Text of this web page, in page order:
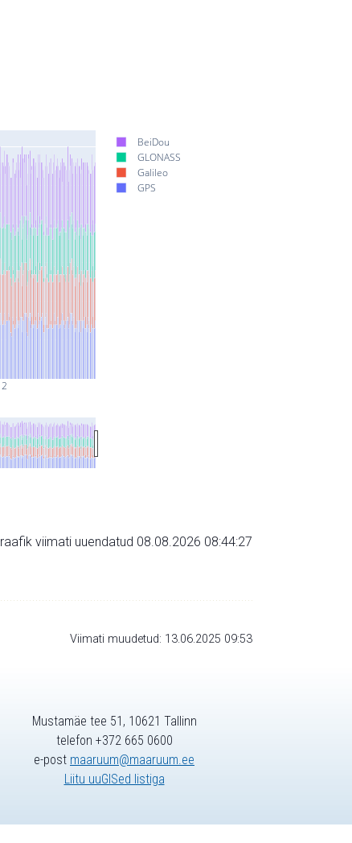
BeiDou
GLONASS
Galileo
GPS
viimati uuendatud 08.08.2026 08:44:27
Viimati muudetud: 13.06.2025 09:53
Mustamäe tee 51, 10621 Tallinn
telefon +372 665 0600
e-post maaruum@maaruum.ee
Liitu uuGISed listiga